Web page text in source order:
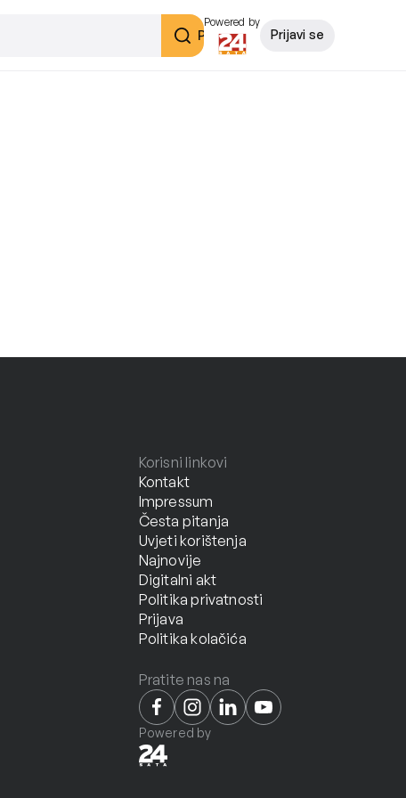
Pretraži
Powered by
Prijavi se
Korisni linkovi
Kontakt
Impressum
Česta pitanja
Uvjeti korištenja
Najnovije
Digitalni akt
Politika privatnosti
Prijava
Politika kolačića
Pratite nas na
Powered by